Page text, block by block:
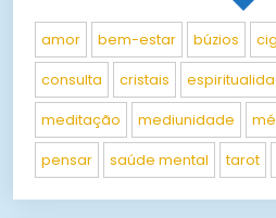
amor bem-estar búzios
consulta cristais
meditação mediunidade
pensar saúde mental tarot